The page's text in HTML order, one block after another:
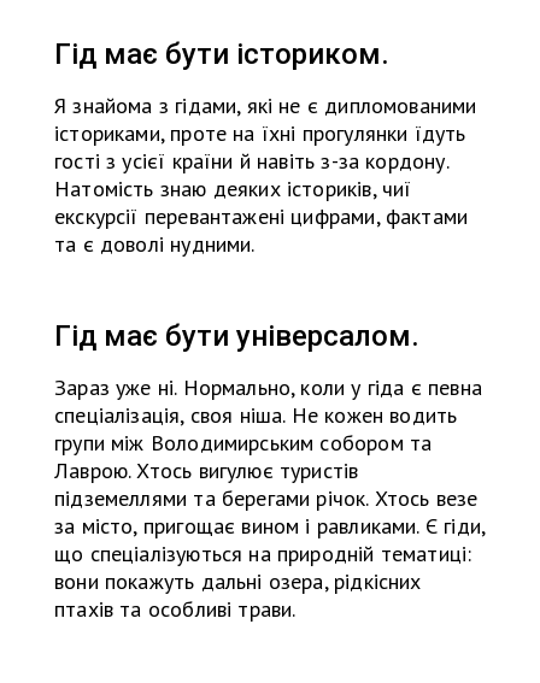
Гід має бути істориком.
Я знайома з гідами, які не є дипломованими
істориками, проте на їхні прогулянки їдуть
гості з усієї країни й навіть з-за кордону.
Натомість знаю деяких істориків, чиї
екскурсії перевантажені цифрами, фактами
та є доволі нудними.
Гід має бути універсалом.
Зараз уже ні. Нормально, коли у гіда є певна
спеціалізація, своя ніша. Не кожен водить
групи між Володимирським собором та
Лаврою. Хтось вигулює туристів
підземеллями та берегами річок. Хтось везе
за місто, пригощає вином і равликами. Є гіди,
що спеціалізуються на природній тематиці:
вони покажуть дальні озера, рідкісних
птахів та особливі трави.